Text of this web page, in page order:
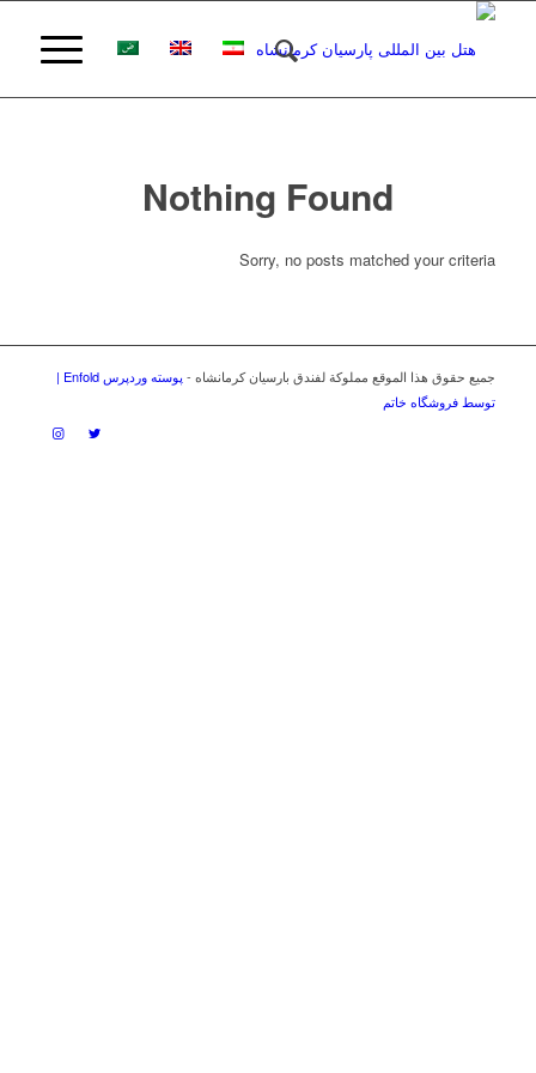
Nothing Found
Sorry, no posts matched your criteria
جميع حقوق هذا الموقع مملوكة لفندق بارسيان كرمانشاه -
پوسته وردپرس Enfold |
توسط فروشگاه خاتم